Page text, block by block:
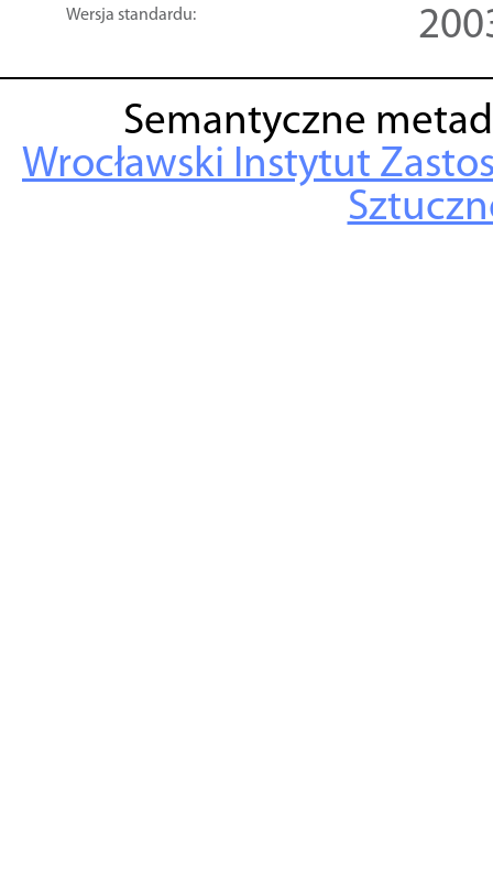
Wersja standardu:
Semantyczne
Wrocławski Instytut